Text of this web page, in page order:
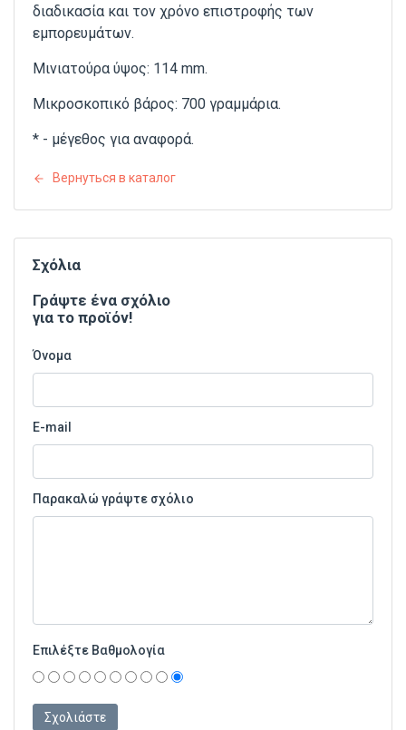
διαδικασία και τον χρόνο επιστροφής των
εμπορευμάτων.
Μινιατούρα ύψος: 114 mm.
Μικροσκοπικό βάρος: 700 γραμμάρια.
* - μέγεθος για αναφορά.
Вернуться в каталог
Σχόλια
Γράψτε ένα σχόλιο
για το προϊόν!
Όνομα
E-mail
Παρακαλώ γράψτε σχόλιο
Επιλέξτε Βαθμολογία